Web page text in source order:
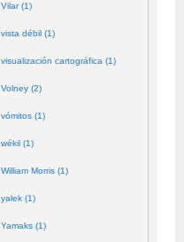
Vilar (1)
vista débil (1)
visualización cartográfica (1)
Volney (2)
vómitos (1)
wékil (1)
William Morris (1)
yalek (1)
Yamaks (1)